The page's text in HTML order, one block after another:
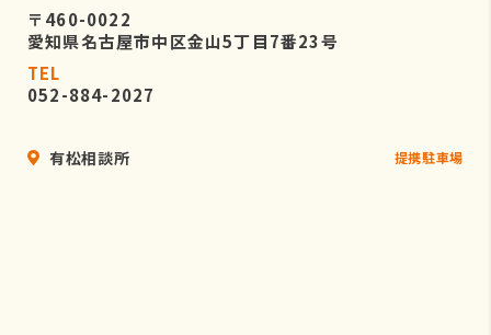
〒460-0022
愛知県名古屋市中区金山5丁目7番23号
TEL
052-884-2027
有松相談所 提携駐車場